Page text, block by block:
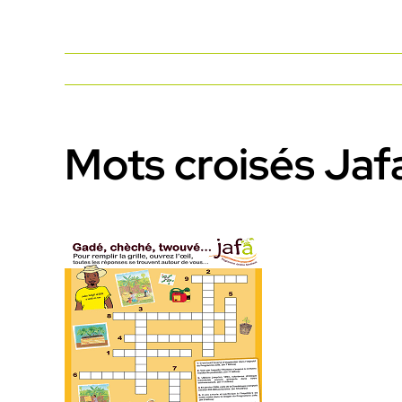
Mots croisés